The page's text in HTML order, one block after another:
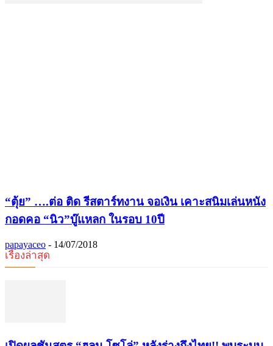
“ตุ้ย” ….ต่อ ติด รีสตาร์ทงาน จอเงิน เคาะสนิมเล่นหนัง
กอดคอ “นิว”บู๊แหลก ในรอบ 10ปี
papayaceo - 14/07/2018
เรื่องล่าสุด